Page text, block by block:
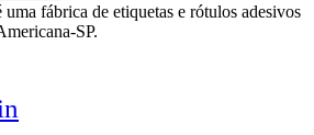
fábrica de etiquetas e rótulos adesivos
SP.